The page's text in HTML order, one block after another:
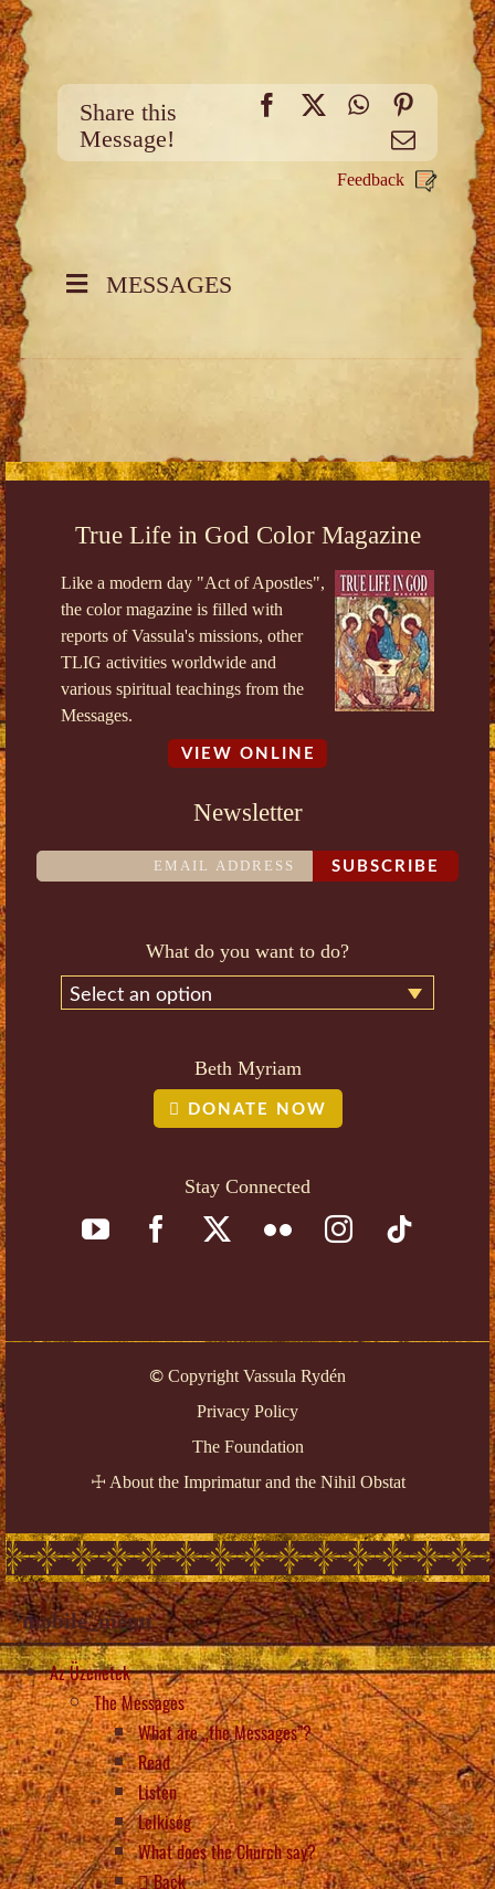
Share this
Message!
Facebook
X WhatsApp
Email
Feedback
MESSAGES
True Life in God Color Magazine
Like a modern day "Act of Apostles",
the color magazine is filled with
reports of Vassula's missions, other
TLIG activities worldwide and
various spiritual teachings from the
Messages.
VIEW ONLINE
Newsletter
SUBSCRIBE
What do you want to do?
Select an option
Beth Myriam
DONATE NOW
Stay Connected
© Copyright Vassula Rydén
Privacy Policy
The Foundation
☩ About the Imprimatur and the Nihil Obstat
mobile_menu
Az Üzenetek
The Messages
What are „the Messages”?
Read
Listen
Lelkiség
What does the Church say?
Back